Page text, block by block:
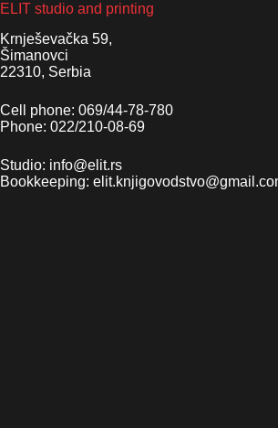
ELIT studio and printing
Krnješevačka 59,
Šimanovci
22310, Serbia
Cell phone: 069/44-78-780
Phone: 022/210-08-69
Studio: info@elit.rs
Bookkeeping: